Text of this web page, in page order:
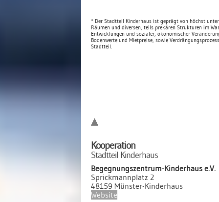
* Der Stadtteil Kinderhaus ist geprägt von höchst
Räumen und diversen, teils prekären Strukturen im
Entwicklungen und sozialer, ökonomischer
Bodenwerte und Mietpreise, sowie
Stadtteil.
Kooperation
Stadtteil Kinderhaus
Begegnungszentrum-Kinderhaus e.V.
Sprickmannplatz 2
48159 Münster-Kinderhaus
Website